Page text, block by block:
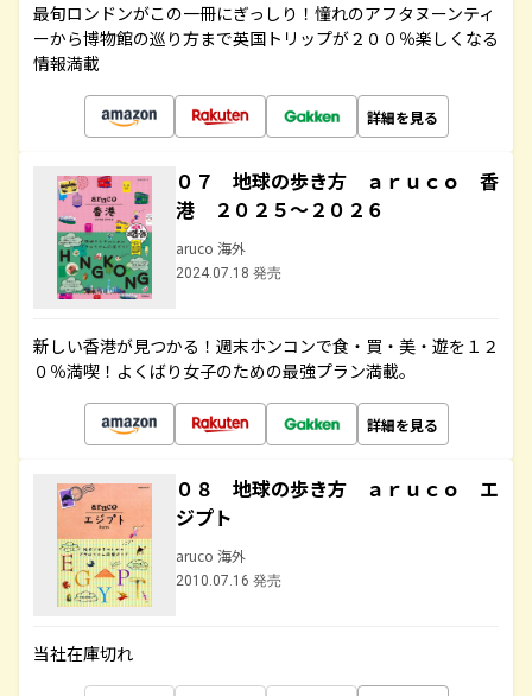
最旬ロンドンがこの一冊にぎっしり！憧れのアフタヌーンティ
ーから博物館の巡り方まで英国トリップが２００％楽しくなる
情報満載
詳細を見る
０７ 地球の歩き方 ａｒｕｃｏ 香
港 ２０２５～２０２６
aruco 海外
2024.07.18 発売
新しい香港が見つかる！週末ホンコンで食・買・美・遊を１２
０％満喫！よくばり女子のための最強プラン満載。
詳細を見る
０８ 地球の歩き方 ａｒｕｃｏ エ
ジプト
aruco 海外
2010.07.16 発売
当社在庫切れ